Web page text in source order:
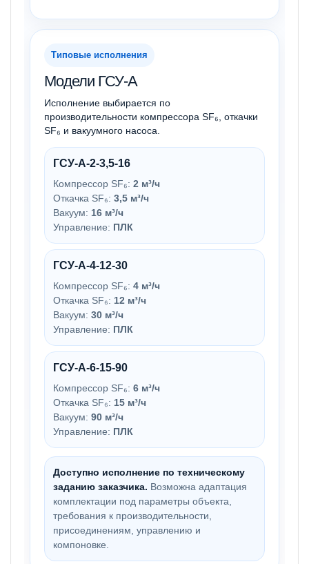
Типовые исполнения
Модели ГСУ-А
Исполнение выбирается по
производительности компрессора SF₆, откачки
SF₆ и вакуумного насоса.
ГСУ-А-2-3,5-16
Компрессор SF₆: 2 м³/ч
Откачка SF₆: 3,5 м³/ч
Вакуум: 16 м³/ч
Управление: ПЛК
ГСУ-А-4-12-30
Компрессор SF₆: 4 м³/ч
Откачка SF₆: 12 м³/ч
Вакуум: 30 м³/ч
Управление: ПЛК
ГСУ-А-6-15-90
Компрессор SF₆: 6 м³/ч
Откачка SF₆: 15 м³/ч
Вакуум: 90 м³/ч
Управление: ПЛК
Доступно исполнение по техническому
заданию заказчика. Возможна адаптация
комплектации под параметры объекта,
требования к производительности,
присоединениям, управлению и
компоновке.